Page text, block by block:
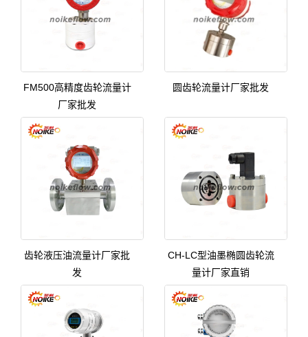
FM500高精度齿轮流量计
厂家批发
圆齿轮流量计厂家批发
齿轮液压油流量计厂家批
发
CH-LC型油墨椭圆齿轮流
量计厂家直销